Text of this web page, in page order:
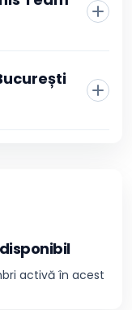
activă în acest